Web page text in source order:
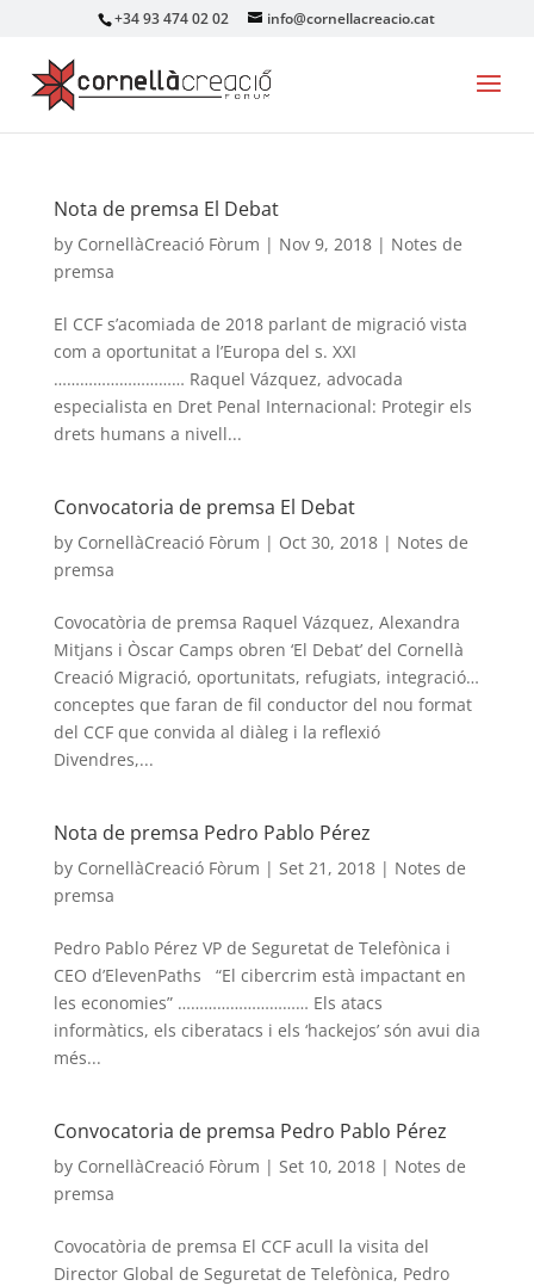
+34 93 474 02 02 info@cornellacreacio.cat
Nota de premsa El Debat
by CornellàCreació Fòrum | Nov 9, 2018| Notes de
premsa
El CCF s’acomiada de 2018 parlant de migració vista
com a oportunitat a l’Europa del s. XXI
………………………… Raquel Vázquez, advocada
especialista en Dret Penal Internacional: Protegir els
drets humans a nivell...
Convocatoria de premsa El Debat
by CornellàCreació Fòrum | Oct 30, 2018| Notes de
premsa
Covocatòria de premsa Raquel Vázquez, Alexandra
Mitjans i Òscar Camps obren ‘El Debat’ del Cornellà
Creació Migració, oportunitats, refugiats, integració…
conceptes que faran de fil conductor del nou format
del CCF que convida al diàleg i la reflexió
Divendres,...
Nota de premsa Pedro Pablo Pérez
by CornellàCreació Fòrum | Set 21, 2018| Notes de
premsa
Pedro Pablo Pérez VP de Seguretat de Telefònica i
CEO d’ElevenPaths “El cibercrim està impactant en
les economies” ………………………… Els atacs
informàtics, els ciberatacs i els ‘hackejos’ són avui dia
més...
Convocatoria de premsa Pedro Pablo Pérez
by CornellàCreació Fòrum | Set 10, 2018| Notes de
premsa
Covocatòria de premsa El CCF acull la visita del
Director Global de Seguretat de Telefònica, Pedro